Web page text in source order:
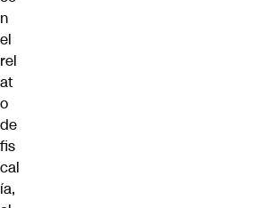
n
el
rel
at
o
de
fis
cal
ía,